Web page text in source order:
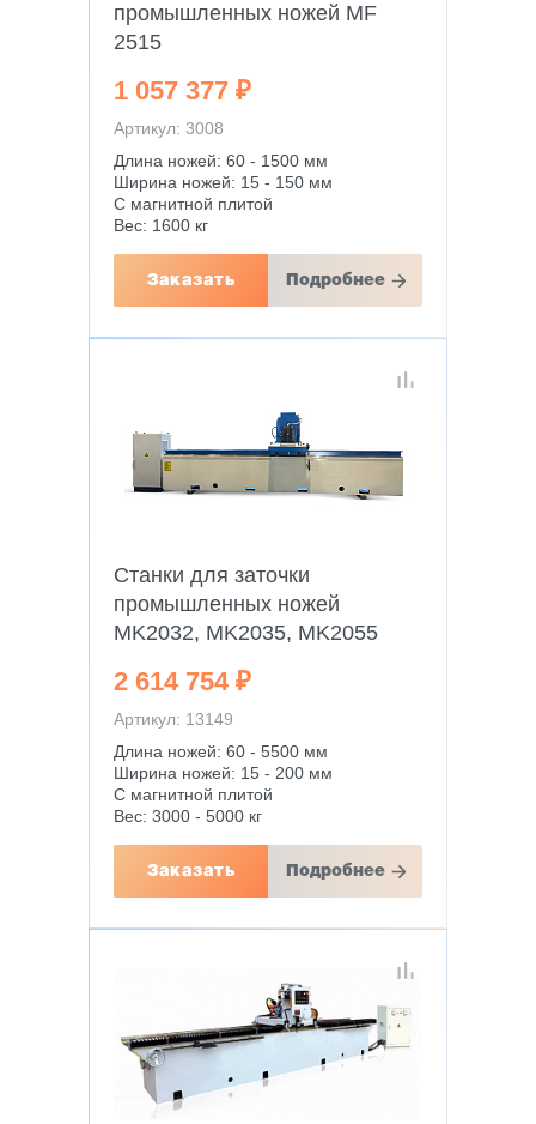
промышленных ножей MF
2515
1 057 377 ₽
Артикул: 3008
Длина ножей: 60 - 1500 мм
Ширина ножей: 15 - 150 мм
С магнитной плитой
Вес: 1600 кг
Заказать Подробнее
Станки для заточки
промышленных ножей
MK2032, MK2035, MK2055
2 614 754 ₽
Артикул: 13149
Длина ножей: 60 - 5500 мм
Ширина ножей: 15 - 200 мм
С магнитной плитой
Вес: 3000 - 5000 кг
Заказать Подробнее